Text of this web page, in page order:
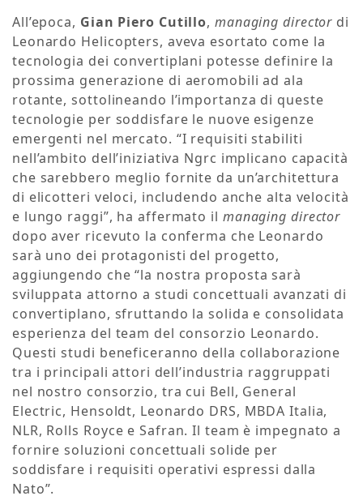
All’epoca, Gian Piero Cutillo, managing director di
Leonardo Helicopters, aveva esortato come la
tecnologia dei convertiplani potesse definire la
prossima generazione di aeromobili ad ala
rotante, sottolineando l’importanza di queste
tecnologie per soddisfare le nuove esigenze
emergenti nel mercato. “I requisiti stabiliti
nell’ambito dell’iniziativa Ngrc implicano capacità
che sarebbero meglio fornite da un’architettura
di elicotteri veloci, includendo anche alta velocità
e lungo raggi”, ha affermato il managing director
dopo aver ricevuto la conferma che Leonardo
sarà uno dei protagonisti del progetto,
aggiungendo che “la nostra proposta sarà
sviluppata attorno a studi concettuali avanzati di
convertiplano, sfruttando la solida e consolidata
esperienza del team del consorzio Leonardo.
Questi studi beneficeranno della collaborazione
tra i principali attori dell’industria raggruppati
nel nostro consorzio, tra cui Bell, General
Electric, Hensoldt, Leonardo DRS, MBDA Italia,
NLR, Rolls Royce e Safran. Il team è impegnato a
fornire soluzioni concettuali solide per
soddisfare i requisiti operativi espressi dalla
Nato”.